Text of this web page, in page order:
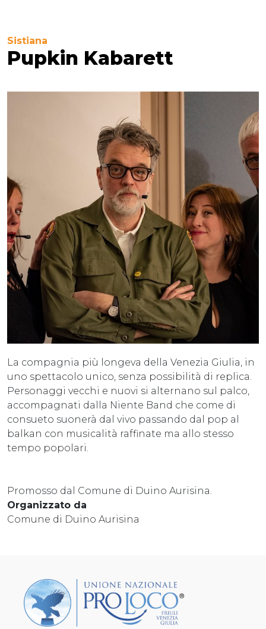
Sistiana
Pupkin Kabarett
La compagnia più longeva della Venezia Giulia, in
uno spettacolo unico, senza possibilità di replica.
Personaggi vecchi e nuovi si alternano sul palco,
accompagnati dalla Niente Band che come di
consueto suonerà dal vivo passando dal pop al
balkan con musicalità raffinate ma allo stesso
tempo popolari.
Promosso dal Comune di Duino Aurisina.
Organizzato da
Comune di Duino Aurisina